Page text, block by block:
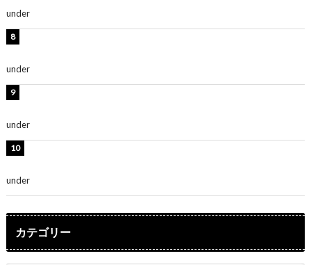
under
under
under
under
カテゴリー